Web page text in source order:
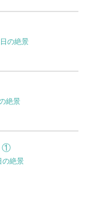
の絶景
絶景
①
の絶景